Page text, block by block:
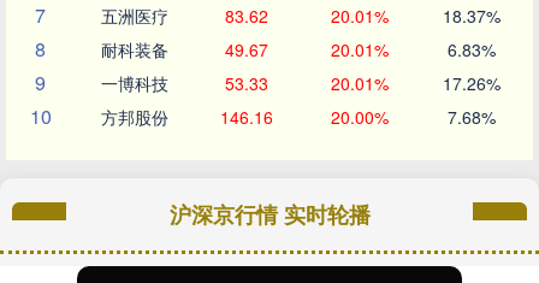
7 五洲医疗 83.62 20.01% 18.37%
8 耐科装备 49.67 20.01% 6.83%
9 一博科技 53.33 20.01% 17.26%
10 方邦股份 146.16 20.00% 7.68%
沪深京行情 实时轮播